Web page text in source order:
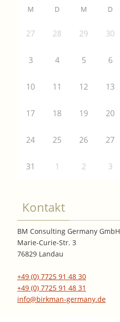
M D M D
27 28 29 30
3 4 5 6
10 11 12 13
17 18 19 20
24 25 26 27
31 1 2 3
Kontakt
BM Consulting Germany GmbH
Marie-Curie-Str. 3
76829 Landau
+49 (0) 7725 91 48 30
+49 (0) 7725 91 48 31
info@birkman-germany.de